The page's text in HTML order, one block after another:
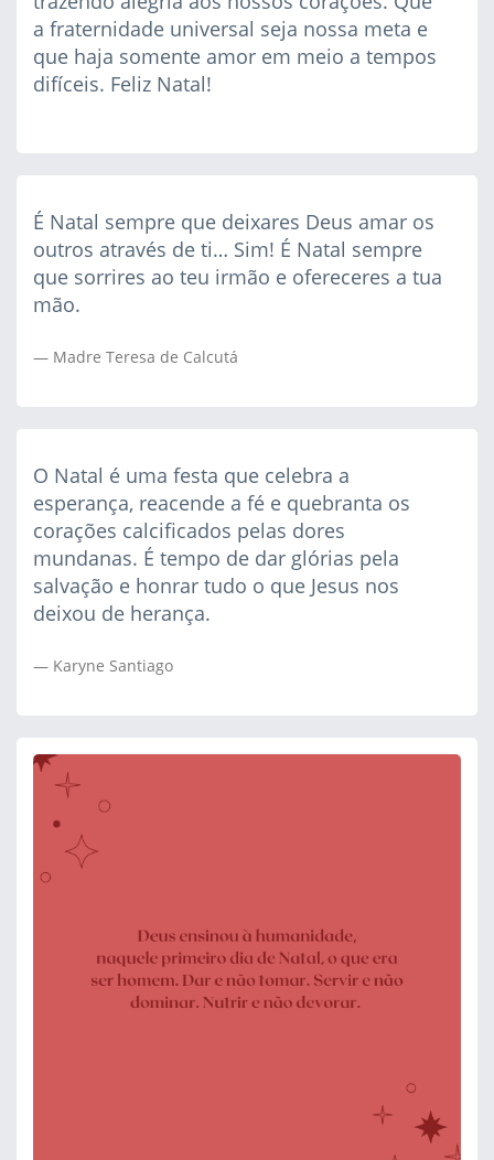
a fraternidade universal seja nossa meta e
que haja somente amor em meio a tempos
difíceis. Feliz Natal!
É Natal sempre que deixares Deus amar os
outros através de ti… Sim! É Natal sempre
que sorrires ao teu irmão e ofereceres a tua
mão.
Madre Teresa de Calcutá
O Natal é uma festa que celebra a
esperança, reacende a fé e quebranta os
corações calcificados pelas dores
mundanas. É tempo de dar glórias pela
salvação e honrar tudo o que Jesus nos
deixou de herança.
Karyne Santiago